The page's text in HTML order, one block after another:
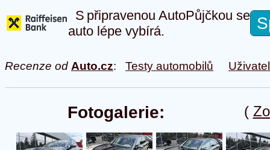
S připravenou AutoPůjčkou se
auto lépe vybírá.
Recenze od Auto.cz: Testy automobilů
(
Fotogalerie: